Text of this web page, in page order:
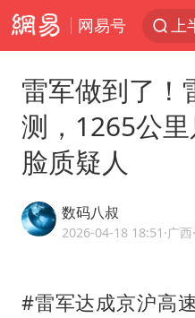
网易号
雷军做到了！
测，1265公
脸质疑人
数码八叔
2026-04-18 18:51 ·广西
#雷军达成京沪高